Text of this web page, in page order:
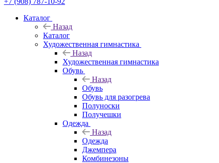
Каталог
Назад
Каталог
Художественная гимнастика
Назад
Художественная гимнастика
Обувь
Назад
Обувь
Обувь для разогрева
Полуноски
Получешки
Одежда
Назад
Одежда
Джемпера
Комбинезоны